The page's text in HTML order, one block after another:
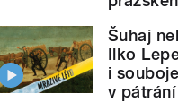
Šuhaj
Ilko
i
v